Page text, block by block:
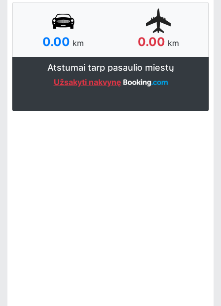
0.00 km 0.00 km
Atstumai tarp pasaulio miestų
Užsakyti nakvynę